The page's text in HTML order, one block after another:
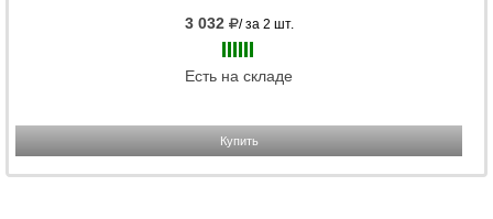
3 032 / за 2 шт.
Есть на складе
Купить